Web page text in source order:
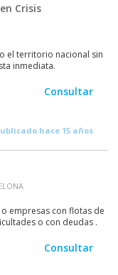
Crisis
el territorio nacional sin
inmediata.
Consultar
hace 15 años
o empresas con flotas de
o con deudas .
Consultar